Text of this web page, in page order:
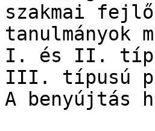
szakmai
tanulmányok
I. és II.
III. típusú
A benyújtás